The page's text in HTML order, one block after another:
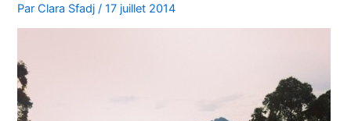
ParClara Sfadj /17 juillet 2014